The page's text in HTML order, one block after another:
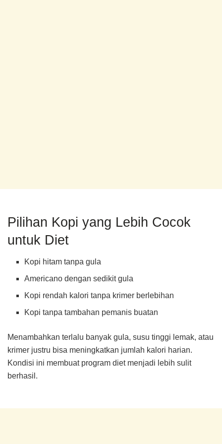
Pilihan Kopi yang Lebih Cocok
untuk Diet
Kopi hitam tanpa gula
Americano dengan sedikit gula
Kopi rendah kalori tanpa krimer berlebihan
Kopi tanpa tambahan pemanis buatan
Menambahkan terlalu banyak gula, susu tinggi lemak, atau
krimer justru bisa meningkatkan jumlah kalori harian.
Kondisi ini membuat program diet menjadi lebih sulit
berhasil.